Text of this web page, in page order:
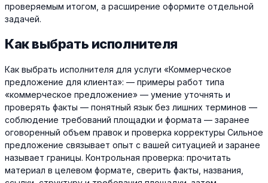
проверяемым итогом, а расширение оформите отдельной
задачей.
Как выбрать исполнителя
Как выбрать исполнителя для услуги «Коммерческое
предложение для клиента»: — примеры работ типа
«коммерческое предложение» — умение уточнять и
проверять факты — понятный язык без лишних терминов —
соблюдение требований площадки и формата — заранее
оговоренный объем правок и проверка корректуры Сильное
предложение связывает опыт с вашей ситуацией и заранее
называет границы. Контрольная проверка: прочитать
материал в целевом формате, сверить факты, названия,